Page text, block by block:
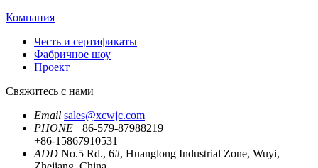
Компания
Честь и сертификаты
Фабричное шоу
Проект
Свяжитесь с нами
Email sales@xcwjc.com
PHONE +86-579-87988219
+86-15867910531
ADD No.5 Rd., 6#, Huanglong Industrial Zone, Wuyi,